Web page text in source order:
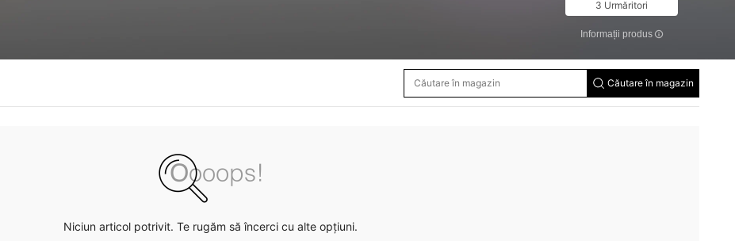
3 Urmăritori
Informații produs
Căutare în magazin
Niciun articol potrivit. Te rugăm să încerci cu alte opțiuni.